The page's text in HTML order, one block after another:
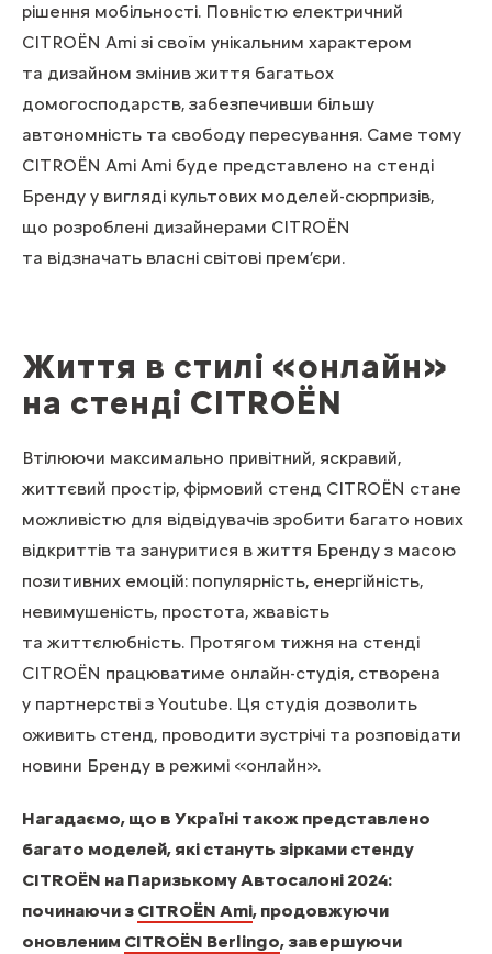
рішення мобільності. Повністю електричний
CITROЁN Ami зі своїм унікальним характером
та дизайном змінив життя багатьох
домогосподарств, забезпечивши більшу
автономність та свободу пересування. Саме тому
CITROЁN Ami Ami буде представлено на стенді
Бренду у вигляді культових моделей-сюрпризів,
що розроблені дизайнерами CITROЁN
та відзначать власні світові прем’єри.
Життя в стилі «онлайн»
на стенді CITROЁN
Втілюючи максимально привітний, яскравий,
життєвий простір, фірмовий стенд CITROЁN стане
можливістю для відвідувачів зробити багато нових
відкриттів та зануритися в життя Бренду з масою
позитивних емоцій: популярність, енергійність,
невимушеність, простота, жвавість
та життєлюбність. Протягом тижня на стенді
CITROЁN працюватиме онлайн-студія, створена
у партнерстві з Youtube. Ця студія дозволить
оживить стенд, проводити зустрічі та розповідати
новини Бренду в режимі «онлайн».
Нагадаємо, що в Україні також представлено
багато моделей, які стануть зірками стенду
CITROЁN на Паризькому Автосалоні 2024:
починаючи з CITROЁN Ami, продовжуючи
оновленим CITROЁN Berlingo, завершуючи